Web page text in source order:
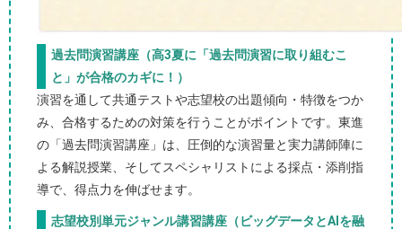
過去問演習講座（高3夏に「過去問演習に取り組むこ
と」が合格のカギに！）
演習を通して共通テストや志望校の出題傾向・特徴をつか
み、合格するための対策を行うことがポイントです。東進
の「過去問演習講座」は、圧倒的な演習量と実力講師陣に
よる解説授業、そしてスペシャリストによる採点・添削指
導で、得点力を伸ばせます。
志望校別単元ジャンル講習講座（ビッグデータとAIを融